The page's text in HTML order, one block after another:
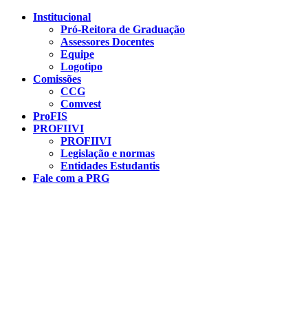
Conteúdo principal
Institucional
Pró-Reitora de Graduação
Assessores Docentes
Equipe
Logotipo
Comissões
CCG
Comvest
ProFIS
PROFIIVI
PROFIIVI
Legislação e normas
Entidades Estudantis
Fale com a PRG